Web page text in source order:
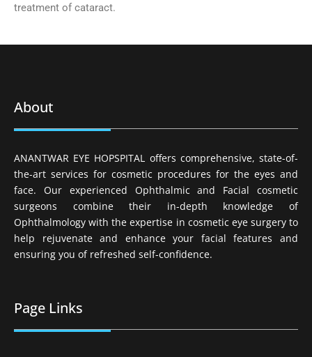
treatment of cataract.
About
ANANTWAR EYE HOPSPITAL offers comprehensive, state-of-
the-art services for cosmetic procedures for the eyes and
face. Our experienced Ophthalmic and Facial cosmetic
surgeons combine their in-depth knowledge of
Ophthalmology with the expertise in cosmetic eye surgery to
help rejuvenate and enhance your facial features and
ensuring you of refreshed self-confidence.
Page Links